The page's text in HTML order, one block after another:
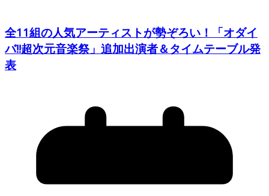
全11組の人気アーティストが勢ぞろい！「オダイ
バ!!超次元音楽祭」追加出演者＆タイムテーブル発
表